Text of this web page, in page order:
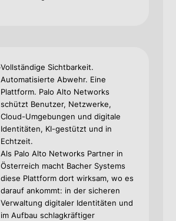
Vollständige Sichtbarkeit.
Automatisierte Abwehr. Eine
Plattform. Palo Alto Networks
schützt Benutzer, Netzwerke,
Cloud-Umgebungen und digitale
Identitäten, KI-gestützt und in
Echtzeit.
Als Palo Alto Networks Partner in
Österreich macht Bacher Systems
diese Plattform dort wirksam, wo es
darauf ankommt: in der sicheren
Verwaltung digitaler Identitäten und
im Aufbau schlagkräftiger